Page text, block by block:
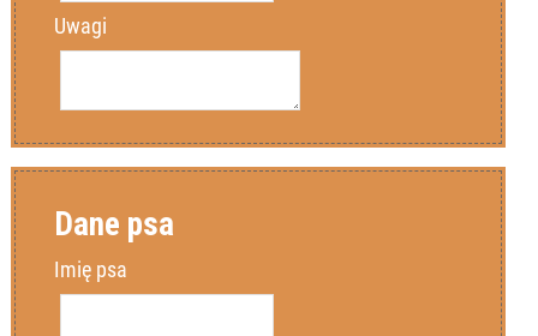
Uwagi
Imię
Imię
Dane psa
Imię psa